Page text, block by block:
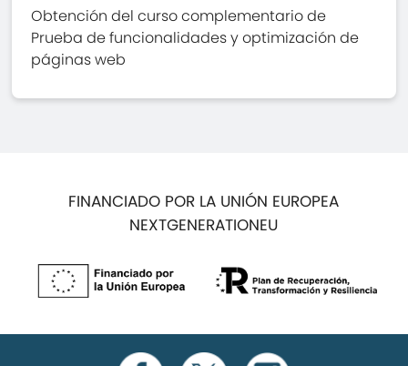
Obtención del curso complementario de
Prueba de funcionalidades y optimización de
páginas web
FINANCIADO POR LA UNIÓN EUROPEA
NEXTGENERATIONEU